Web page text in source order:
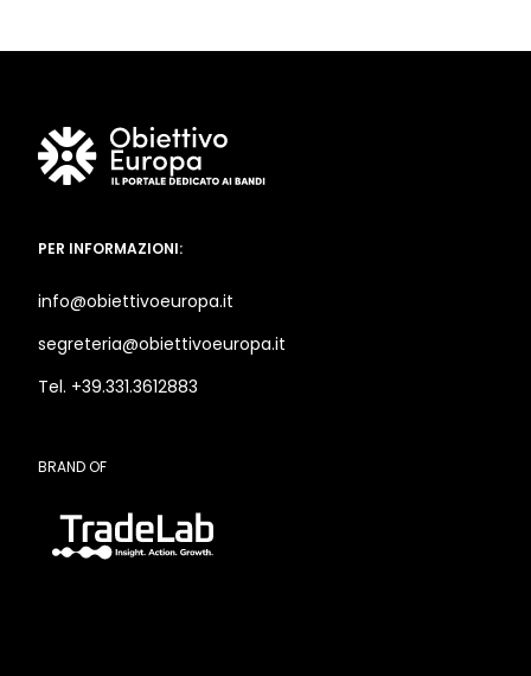
PER INFORMAZIONI:
info@obiettivoeuropa.it
segreteria@obiettivoeuropa.it
Tel. +39.331.3612883
BRAND OF